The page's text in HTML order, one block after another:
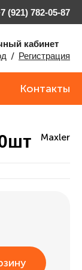
(921) 782-05-87
кабинет
/ Регистрация
Контакты
Maxler